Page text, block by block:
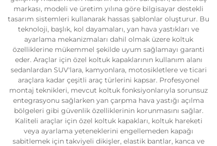
markası, modeli ve üretim yılına göre bilgisayar destekli
tasarım sistemleri kullanarak hassas şablonlar oluşturur. Bu
teknoloji, başlık, kol dayamaları, yan hava yastıkları ve
ayarlama mekanizmaları dahil olmak üzere koltuk
özelliklerine mükemmel şekilde uyum sağlamayı garanti
eder. Araçlar için özel koltuk kapaklarının kullanım alanı
sedanlardan SUV'lara, kamyonlara, motosikletlere ve ticari
araçlara kadar çeşitli araç türlerini kapsar. Profesyonel
montaj teknikleri, mevcut koltuk fonksiyonlarıyla sorunsuz
entegrasyonu sağlarken yan çarpma hava yastığı açılma
bölgeleri gibi güvenlik özelliklerinin korunmasını sağlar.
Kaliteli araçlar için özel koltuk kapakları, koltuk hareketi
veya ayarlama yeteneklerini engellemeden kapağı
sabitlemek için takviyeli dikişler, elastik bantlar, kanca ve